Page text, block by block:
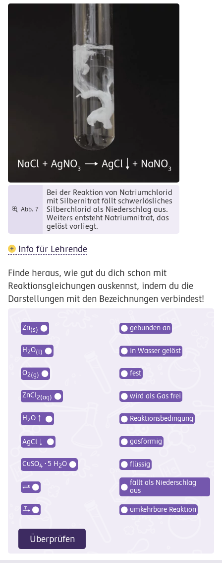
Abb. 7
Bei der Reaktion von Natriumchlorid
mit Silbernitrat fällt schwerlösliches
Silberchlorid als Niederschlag aus.
Weiters entsteht Natriumnitrat, das
gelöst vorliegt.
Info für Lehrende
Finde heraus, wie gut du dich schon mit
Reaktionsgleichungen auskennst, indem du die
Darstellungen mit den Bezeichnungen verbindest!
Zn(s) gebunden an
H2O(l) in Wasser gelöst
O2(g) fest
ZnCl2(aq) wird als Gas frei
H2O Reaktionsbedingung
AgCl gasförmig
CuSO4 · 5 H2O flüssig
fällt als Niederschlag
aus
umkehrbare Reaktion
Überprüfen